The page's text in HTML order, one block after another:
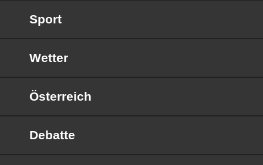
Sport
Wetter
Österreich
Debatte